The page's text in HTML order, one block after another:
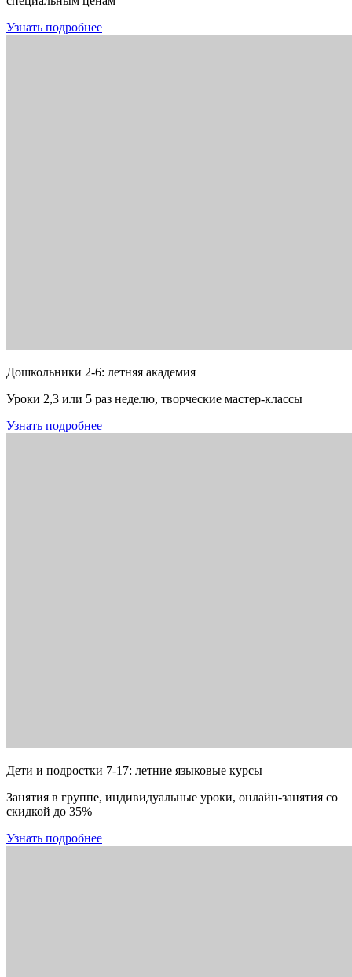
Узнать подробнее
Дошкольники 2-6: летняя академия
Уроки 2,3 или 5 раз неделю, творческие мастер-классы
Узнать подробнее
Дети и подростки 7-17: летние языковые курсы
Занятия в группе, индивидуальные уроки, онлайн-занятия со
скидкой до 35%
Узнать подробнее